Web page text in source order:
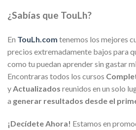
¿Sabías que TouLh?
En TouLh.com tenemos los mejores
precios extremadamente bajos para
como tu puedan aprender sin gastar
Encontraras todos los cursos
yActualizados reunidos en un solo
a generar resultados desde el
¡Decídete Ahora! Estamos en